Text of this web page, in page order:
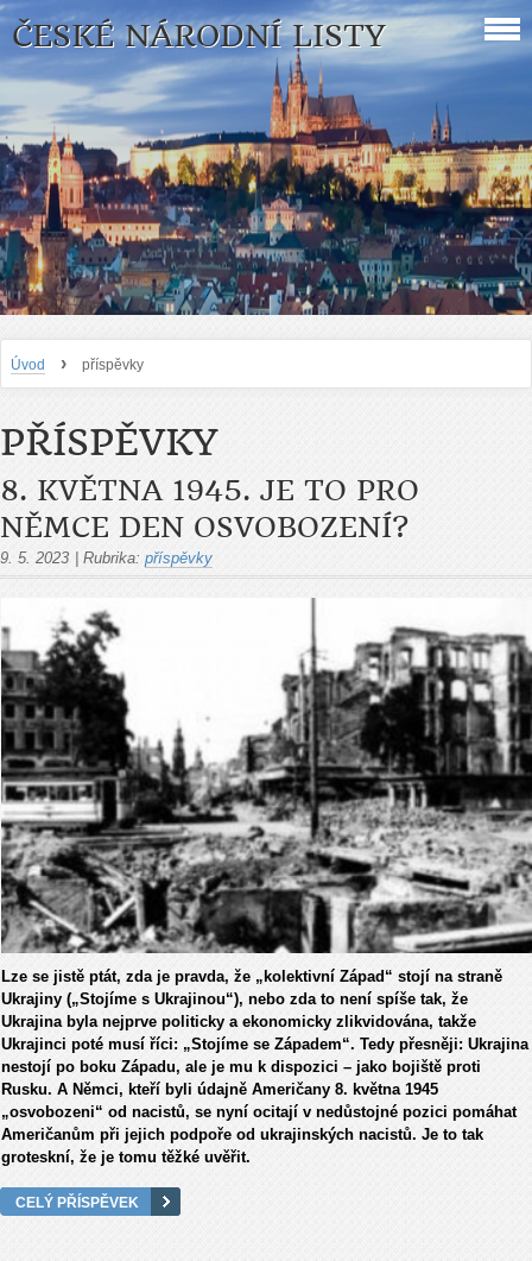
ČESKÉ NÁRODNÍ LISTY
Úvod › příspěvky
PŘÍSPĚVKY
8. KVĚTNA 1945. JE TO PRO
NĚMCE DEN OSVOBOZENÍ?
9. 5. 2023 Rubrika: příspěvky
Lze se jistě ptát, zda je pravda, že „kolektivní Západ“ stojí na straně
Ukrajiny („Stojíme s Ukrajinou“), nebo zda to není spíše tak, že
Ukrajina byla nejprve politicky a ekonomicky zlikvidována, takže
Ukrajinci poté musí říci: „Stojíme se Západem“. Tedy přesněji: Ukrajina
nestojí po boku Západu, ale je mu k dispozici – jako bojiště proti
Rusku. A Němci, kteří byli údajně Američany 8. května 1945
„osvobozeni“ od nacistů, se nyní ocitají v nedůstojné pozici pomáhat
Američanům při jejich podpoře od ukrajinských nacistů. Je to tak
groteskní, že je tomu těžké uvěřit.
CELÝ PŘÍSPĚVEK